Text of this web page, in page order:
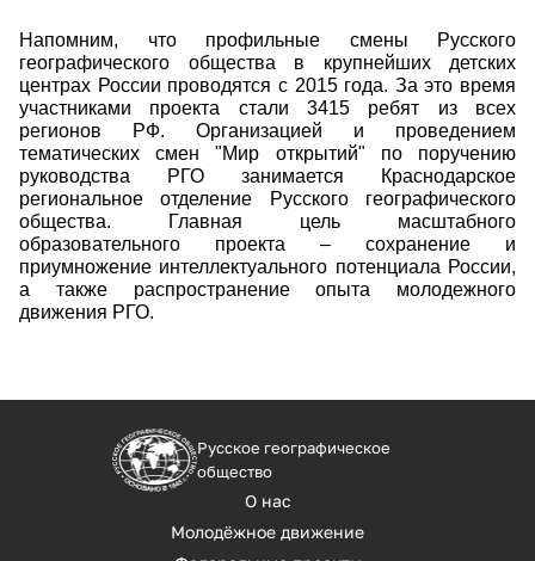
Напомним, что профильные смены Русского
географического общества в крупнейших детских
центрах России проводятся с 2015 года. За это время
участниками проекта стали 3415 ребят из всех
регионов РФ. Организацией и проведением
тематических смен "Мир открытий" по поручению
руководства РГО занимается Краснодарское
региональное отделение Русского географического
общества. Главная цель масштабного
образовательного проекта – сохранение и
приумножение интеллектуального потенциала России,
а также распространение опыта молодежного
движения РГО.
Русское географическое
общество
О нас
Молодёжное движение